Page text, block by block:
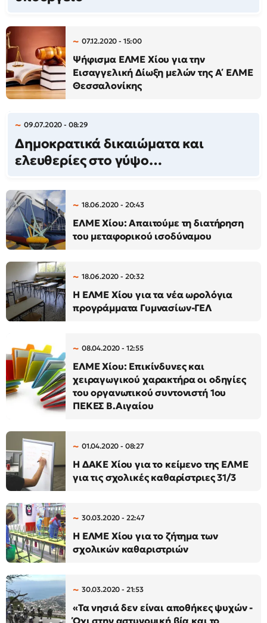
07.12.2020 - 15:00
Ψήφισμα ΕΛΜΕ Χίου για την
Εισαγγελική Δίωξη μελών της Α΄ ΕΛΜΕ
Θεσσαλονίκης
09.07.2020 - 08:29
​​​​​​​Δημοκρατικά δικαιώματα και
ελευθερίες στο γύψο…
18.06.2020 - 20:43
ΕΛΜΕ Χίου: Απαιτούμε τη διατήρηση
του μεταφορικού ισοδύναμου
18.06.2020 - 20:32
Η ΕΛΜΕ Χίου για τα νέα ωρολόγια
προγράμματα Γυμνασίων-ΓΕΛ
08.04.2020 - 12:55
ΕΛΜΕ Χίου: Επικίνδυνες και
χειραγωγικού χαρακτήρα οι οδηγίες
του οργανωτικού συντονιστή 1ου
ΠΕΚΕΣ Β.Αιγαίου
01.04.2020 - 08:27
Η ΔΑΚΕ Χίου για το κείμενο της ΕΛΜΕ
για τις σχολικές καθαρίστριες 31/3
30.03.2020 - 22:47
Η ΕΛΜΕ Χίου για το ζήτημα των
σχολικών καθαριστριών
30.03.2020 - 21:53
«Τα νησιά δεν είναι αποθήκες ψυχών -
Όχι στην αστυνομική βία και το